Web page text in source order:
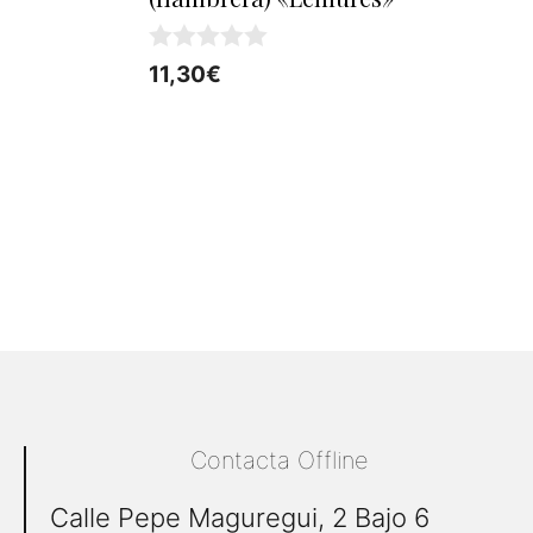
0
d
11,30€
Contacta Offline
Calle Pepe Maguregui, 2 Bajo 6